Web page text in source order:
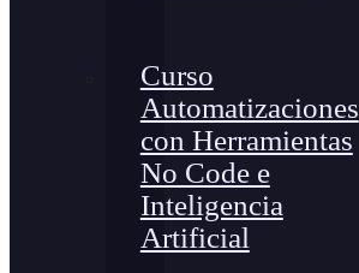
Curso
Automatizaciones
con Herramientas
No Code e
Inteligencia
Artificial